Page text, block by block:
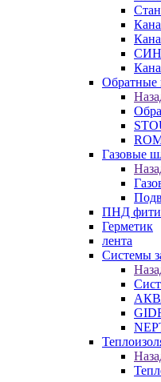
Обратные
Газовые
ПНД
Герметик
лента
Системы